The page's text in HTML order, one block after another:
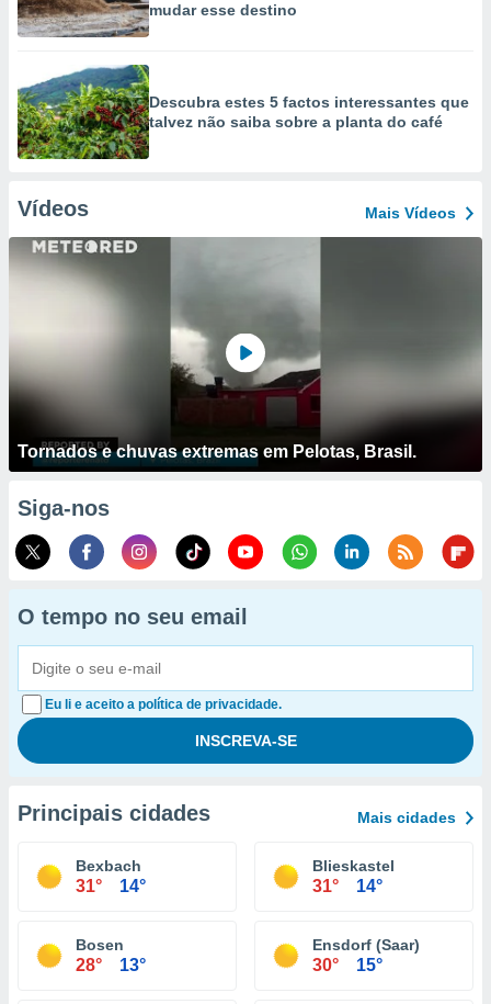
mudar esse destino
Descubra estes 5 factos interessantes que
talvez não saiba sobre a planta do café
Vídeos Mais Vídeos
Tornados e chuvas extremas em Pelotas, Brasil.
Siga-nos
O tempo no seu email
Eu li e aceito a política de privacidade.
Principais cidades Mais cidades
Bexbach
31° 14°
Blieskastel
31° 14°
Bosen
28° 13°
Ensdorf (Saar)
30° 15°